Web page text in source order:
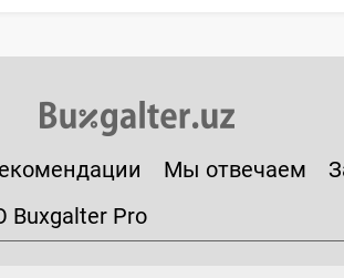
Мы отвечаем
Buxgalter Pro